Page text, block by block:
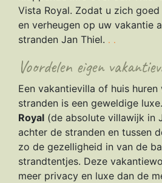
Vista Royal. Zodat u zich
en verheugen op uw vakantie
stranden Jan Thiel. . .
Voordelen eigen
Een vakantievilla of huis
stranden is een geweldige luxe.
Royal (de absolute villawijk in
achter de stranden en tussen
zo de gezelligheid in van de
strandtentjes. Deze
meer privacy en luxe dan de